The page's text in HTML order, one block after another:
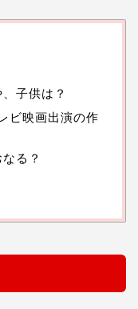
子供は？
ビ映画出演の作
る？